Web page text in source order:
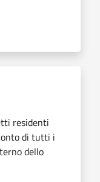
residenti
di tutti i
dello